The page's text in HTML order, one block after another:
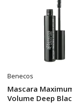
Benecos
Mascara
Volume Deep